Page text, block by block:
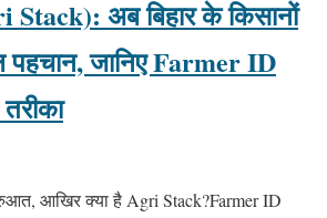
Stack): अब बिहार के किसानों
पहचान, जानिए Farmer ID
आखिर क्या है Agri Stack?Farmer ID